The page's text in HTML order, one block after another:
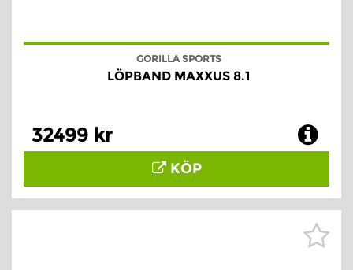
GORILLA SPORTS
LÖPBAND MAXXUS 8.1
32499 kr
KÖP